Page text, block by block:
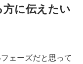
に伝えたい
ェーズだと思って